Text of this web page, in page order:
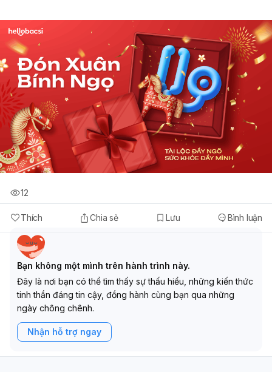
Thích Chia sẻ Lưu Bình luận
12
Bạn không một mình trên hành trình này.
Đây là nơi bạn có thể tìm thấy sự thấu hiểu, những kiến thức
tinh thần đáng tin cậy, đồng hành cùng bạn qua những
ngày chông chênh.
Nhận hỗ trợ ngay